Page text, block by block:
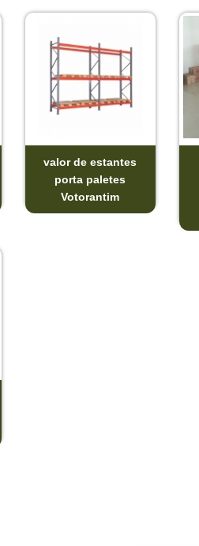
valor de estantes
porta paletes
Votorantim